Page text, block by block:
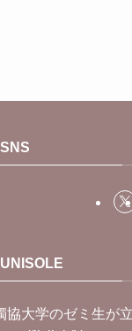
SNS
UNISOLE
協大学のゼミ生が